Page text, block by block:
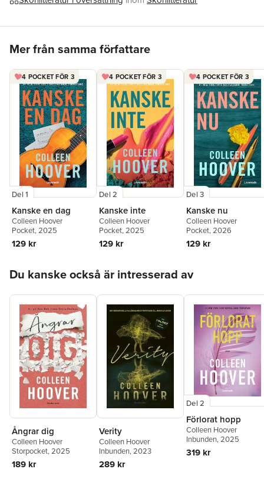
»Hoovers senaste roman har alla förutsättningar att nå samma
Thurfjell, BTJ
»Trovärdig, hjärtslitande och uppslukande!« Read with Amila
»Gripande & uppslukande.« People Magazine
Mer från samma författare
4 POCKET FÖR 3
Del 1
Kanske en dag
Colleen Hoover
Pocket, 2025
129 kr
4 POCKET FÖR 3
Del 2
Kanske inte
Colleen Hoover
Pocket, 2025
129 kr
4 POCKET FÖR 3
Del 3
Kanske nu
Colleen Hoover
Pocket, 2026
129 kr
Du kanske också är intresserad av
Ångrar dig
Colleen Hoover
Storpocket, 2025
189 kr
Verity
Colleen Hoover
Inbunden, 2023
289 kr
Del 2
Förlorat hopp
Colleen Hoover
Inbunden, 2025
319 kr